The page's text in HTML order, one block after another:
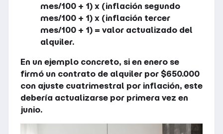
mes/100 + 1) x (inflación segundo
mes/100 + 1) x (inflación tercer
mes/100 + 1) = valor actualizado del
alquiler.
En un ejemplo concreto, si en enero se
firmó un contrato de alquiler por $650.000
con ajuste cuatrimestral por inflación, este
debería actualizarse por primera vez en
junio.